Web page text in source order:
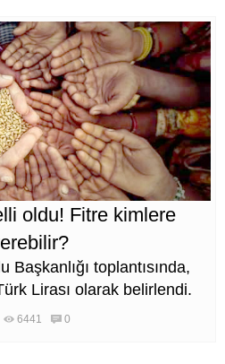
oldu! Fitre kimlere
toplantısında,
Lirası olarak belirlendi.
6441 0